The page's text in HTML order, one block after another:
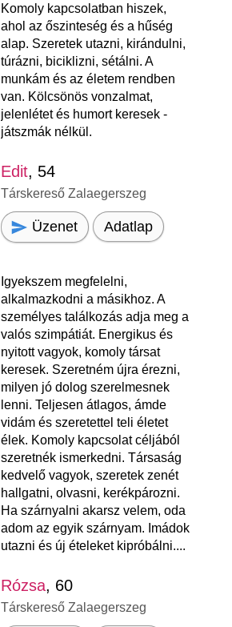
Komoly kapcsolatban hiszek,
ahol az őszinteség és a hűség
alap. Szeretek utazni, kirándulni,
túrázni, biciklizni, sétálni. A
munkám és az életem rendben
van. Kölcsönös vonzalmat,
jelenlétet és humort keresek -
játszmák nélkül.
Edit, 54
Társkereső Zalaegerszeg
Üzenet Adatlap
Igyekszem megfelelni,
alkalmazkodni a másikhoz. A
személyes találkozás adja meg a
valós szimpátiát. Energikus és
nyitott vagyok, komoly társat
keresek. Szeretném újra érezni,
milyen jó dolog szerelmesnek
lenni. Teljesen átlagos, ámde
vidám és szeretettel teli életet
élek. Komoly kapcsolat céljából
szeretnék ismerkedni. Társaság
kedvelő vagyok, szeretek zenét
hallgatni, olvasni, kerékpározni.
Ha szárnyalni akarsz velem, oda
adom az egyik szárnyam. Imádok
utazni és új ételeket kipróbálni....
Rózsa, 60
Társkereső Zalaegerszeg